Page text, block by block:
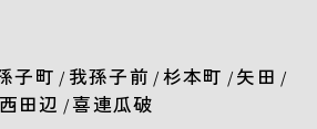
子町 / 我孫子前 / 杉本町 / 矢田 /
西田辺 /喜連瓜破